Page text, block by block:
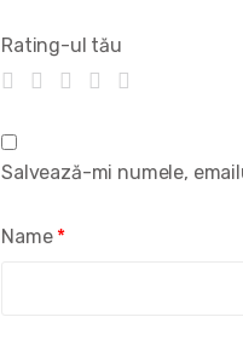
Rating-ul tău
Name *
Salvează-mi numele,